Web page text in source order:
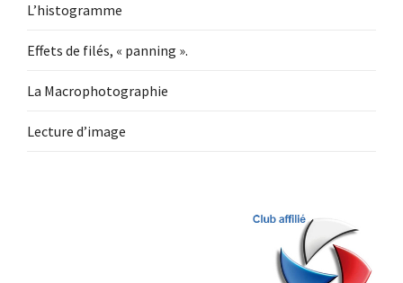
L’histogramme
Effets de filés, « panning ».
La Macrophotographie
Lecture d’image